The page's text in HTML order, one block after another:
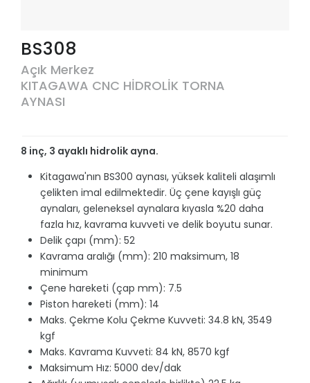
BS308
Açık Merkez
KITAGAWA CNC HİDROLİK TORNA
AYNASI
8 inç, 3 ayaklı hidrolik ayna.
Kitagawa'nın BS300 aynası, yüksek kaliteli alaşımlı
çelikten imal edilmektedir. Üç çene kayışlı güç
aynaları, geleneksel aynalara kıyasla %20 daha
fazla hız, kavrama kuvveti ve delik boyutu sunar.
Delik çapı (mm): 52
Kavrama aralığı (mm): 210 maksimum, 18
minimum
Çene hareketi (çap mm): 7.5
Piston hareketi (mm): 14
Maks. Çekme Kolu Çekme Kuvveti: 34.8 kN, 3549
kgf
Maks. Kavrama Kuvveti: 84 kN, 8570 kgf
Maksimum Hız: 5000 dev/dak